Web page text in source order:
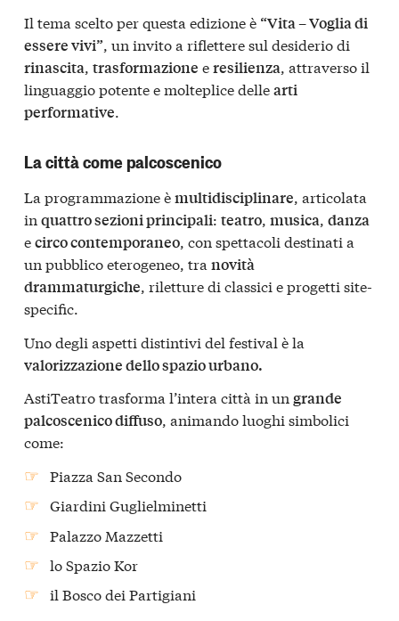
Il tema scelto per questa edizione è “Vita – Voglia di
essere vivi”, un invito a riflettere sul desiderio di
rinascita, trasformazione eresilienza, attraverso il
linguaggio potente e molteplice dellearti
performative.
La città come palcoscenico
La programmazione èmultidisciplinare, articolata
in quattro sezioni principali: teatro, musica, danza
ecirco contemporaneo, con spettacoli destinati a
un pubblico eterogeneo, tra novità
drammaturgiche, riletture di classici e progetti site-
specific.
Uno degli aspetti distintivi del festival è la
valorizzazione dello spazio urbano.
AstiTeatro trasforma l’intera città in un grande
palcoscenico diffuso, animando luoghi simbolici
come:
Piazza San Secondo
Giardini Guglielminetti
Palazzo Mazzetti
lo Spazio Kor
il Bosco dei Partigiani